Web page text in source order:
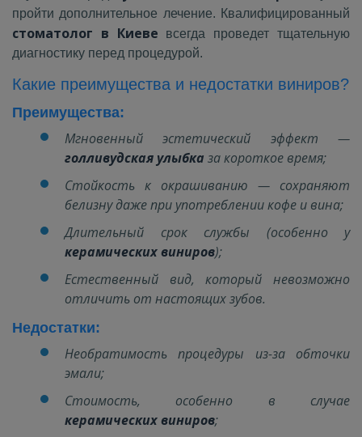
пройти дополнительное лечение. Квалифицированный
стоматолог в Киеве всегда проведет тщательную
диагностику перед процедурой.
Какие преимущества и недостатки виниров?
Преимущества:
Мгновенный эстетический эффект —
голливудская улыбка за короткое время;
Стойкость к окрашиванию — сохраняют
белизну даже при употреблении кофе и вина;
Длительный срок службы (особенно у
керамических виниров);
Естественный вид, который невозможно
отличить от настоящих зубов.
Недостатки:
Необратимость процедуры из-за обточки
эмали;
Стоимость, особенно в случае
керамических виниров;